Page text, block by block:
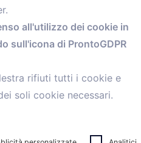
all'utilizzo dei cookie in
sull'icona di ProntoGDPR
rifiuti tutti i cookie e
soli cookie necessari.